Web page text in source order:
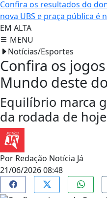
Confira os resultados do
nova UBS e praça pública é
EM ALTA
MENU
Notícias/Esportes
Confira os
Mundo deste
Equilíbrio marca
da rodada de hoje
Por Redação Notícia Já
21/06/2026 08:48